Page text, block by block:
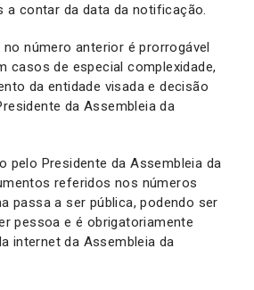
a contar da data da notificação.
número anterior é prorrogável
casos de especial complexidade,
da entidade visada e decisão
da Assembleia da
pelo Presidente da Assembleia da
referidos nos números
passa a ser pública, podendo ser
pessoa e é obrigatoriamente
internet da Assembleia da